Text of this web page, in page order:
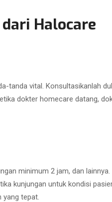
Halocare
tanda vital. Konsultasikanlah
dokter homecare datang,
minimum 2 jam, dan
kunjungan untuk kondisi
yang tepat.